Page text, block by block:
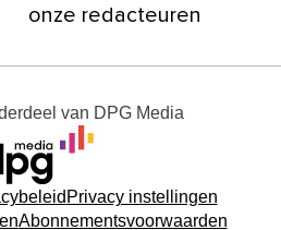
onze redacteuren
van DPG Media
Privacy instellingen
Abonnementsvoorwaarden